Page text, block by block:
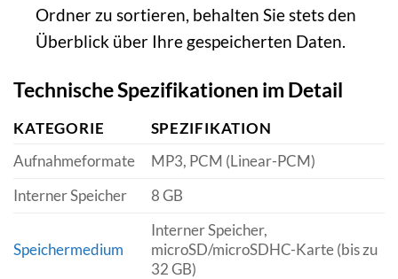
Ordner zu sortieren, behalten Sie stets den
Überblick über Ihre gespeicherten Daten.
Technische Spezifikationen im Detail
KATEGORIE
SPEZIFIKATION
Aufnahmeformate
MP3, PCM (Linear-PCM)
Interner Speicher
8 GB
Speichermedium
Interner Speicher,
microSD/microSDHC-Karte (bis zu
32 GB)